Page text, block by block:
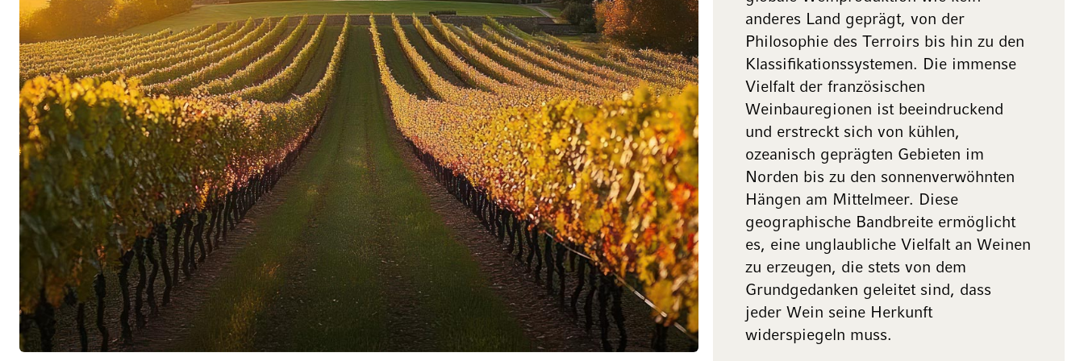
Traubenerträgen, aber faszinierendem, organoleptischem Reichtum.
Auch heute noch ist der grösste Teil der Weinberge mit Cabernet Sauvignon
bestockt, daneben gedeiht aber auch eine Fülle anderer Sorten in den Parzellen
von Mas de Daumas Gassac, denn von jeder ihrer Reisen rund um die Welt
haben Véronique und Aimé Guibert ausgewählte Rebstöcke mitgebracht,
vermehrt und eingepflanzt. Darunter sind zahlreiche Klassiker wie Cabernet
Franc, Malbec, Merlot und Tannat, aber auch viele, seltene Raritäten wie
beispielsweise Neherleschol aus Israel, Petite Arvine aus der Schweiz oder
Sercial aus Portugal. Rund fünfzig verschiedene Varietäten wachsen gegenwärtig
auf dem Anwesen und tragen sowohl zum biologischen Reichtum dieser
landwirtschaftlichen Oase, wie auch zur Extravaganz der Weine bei.
Grosser Respekt vor dem natürlichen Biotop des Gassac-Tals
Um die naturgegebene Schönheit der Landschaft zu bewahren, haben sich
Véronique und Aimé Guibert entschieden, alle Rebflächen als kleine Inseln
inmitten des wilden Buschwalds anzulegen – fünfzig jeweils nur einen Hektar
grosse Lichtungen sind auf diese Weise harmonisch in den mediterranen
anderes Land geprägt, von der
Philosophie des Terroirs bis hin zu den
Klassifikationssystemen. Die immense
Vielfalt der französischen
Weinbauregionen ist beeindruckend
und erstreckt sich von kühlen,
ozeanisch geprägten Gebieten im
Norden bis zu den sonnenverwöhnten
Hängen am Mittelmeer. Diese
geographische Bandbreite ermöglicht
es, eine unglaubliche Vielfalt an Weinen
zu erzeugen, die stets von dem
Grundgedanken geleitet sind, dass
jeder Wein seine Herkunft
widerspiegeln muss.